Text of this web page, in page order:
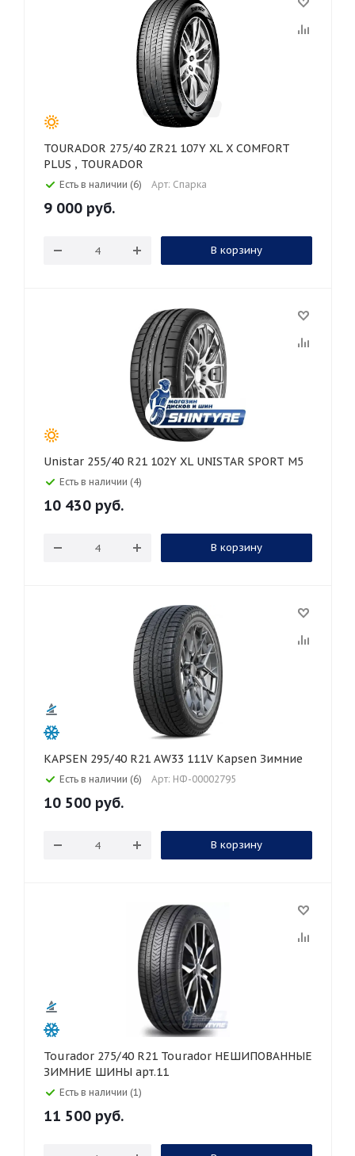
TOURADOR 275/40 ZR21 107Y XL X COMFORT
PLUS , TOURADOR
Есть в наличии (6) Арт: Спарка
9 000 руб.
В корзину
Unistar 255/40 R21 102Y XL UNISTAR SPORT M5
Есть в наличии (4)
10 430 руб.
В корзину
KAPSEN 295/40 R21 AW33 111V Kapsen Зимние
Есть в наличии (6) Арт: НФ-00002795
10 500 руб.
В корзину
Tourador 275/40 R21 Tourador НЕШИПОВАННЫЕ
ЗИМНИЕ ШИНЫ арт.11
Есть в наличии (1)
11 500 руб.